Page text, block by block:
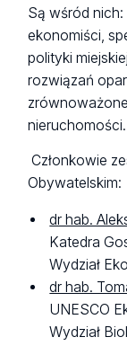
Są wśród
ekonomiści,
polityki
rozwiązań
nieruchomości.
Członkowie
Obywatelskim:
dr hab.
Katedra
Wydział
dr hab.
UNESCO
Wydział